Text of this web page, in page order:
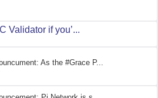
Validator if you’...
As the #Grace P...